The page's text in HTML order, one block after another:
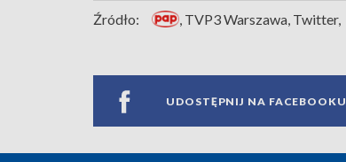
Źródło: , TVP3 Warszawa, Twitter,
UDOSTĘPNIJ NA FACEBOOKU